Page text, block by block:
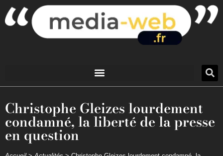
Christophe Gleizes lourdement
condamné, la liberté de la presse
en question